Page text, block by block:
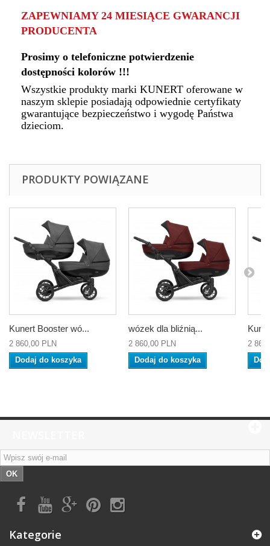
ZAPEWNIAMY 24 MIESIĄCE GWARANCJI
PRODUCENTA
Prosimy o telefoniczne potwierdzenie
dostępności kolorów !!!
Wszystkie produkty marki KUNERT oferowane w
naszym sklepie posiadają odpowiednie certyfikaty
gwarantujące bezpieczeństwo i wygodę Państwa
dzieciom.
PRODUKTY POWIĄZANE
Kunert Booster wó...
2 860,00 PLN
Dodaj do koszyka
wózek dla bliźnią...
2 860,00 PLN
Dodaj do koszyka
2
OK
Kategorie